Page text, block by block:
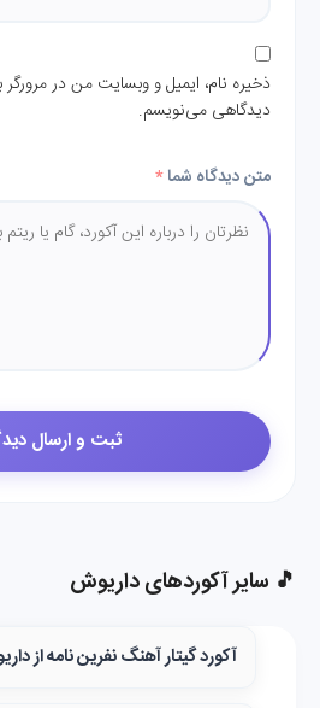
ذخیره نام، ایمیل و وبسایت من در مرورگر
دیدگاهی می‌نویسم.
متن دیدگاه شما*
🎵 سایر آکوردهای داریوش
آکورد گیتار آهنگ نفرین نامه از